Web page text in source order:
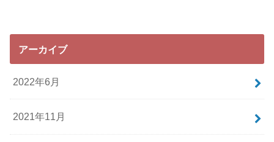
アーカイブ
2022年6月
2021年11月